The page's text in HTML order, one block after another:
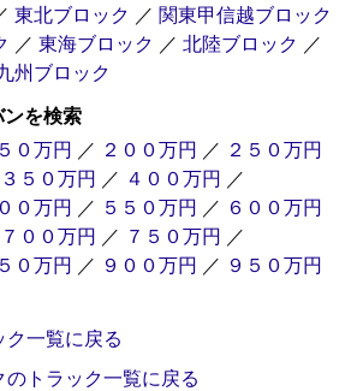
東北ブロック ／ 関東甲信越ブロック
／ 東海ブロック ／ 北陸ブロック ／
州ブロック
ンを検索
０万円 ／ ２００万円 ／ ２５０万円
３５０万円 ／ ４００万円 ／
０万円 ／ ５５０万円 ／ ６００万円
７００万円 ／ ７５０万円 ／
０万円 ／ ９００万円 ／ ９５０万円
ク一覧に戻る
のトラック一覧に戻る